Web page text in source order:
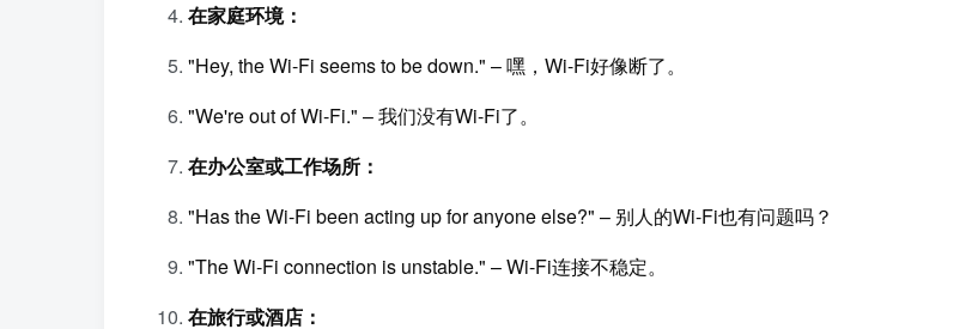
在家庭环境：
"Hey, the Wi-Fi seems to be down." – 嘿，Wi-Fi好像断了。
"We're out of Wi-Fi." – 我们没有Wi-Fi了。
在办公室或工作场所：
"Has the Wi-Fi been acting up for anyone else?" – 别人的Wi-Fi也有问题吗？
"The Wi-Fi connection is unstable." – Wi-Fi连接不稳定。
在旅行或酒店：